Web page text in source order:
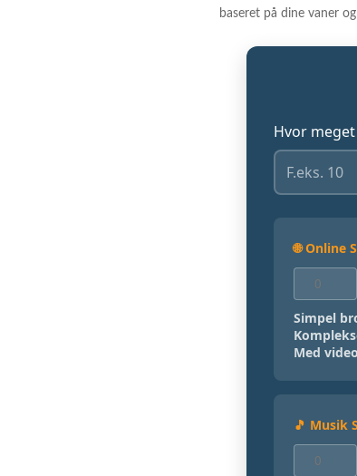
baseret på dine vaner
Hvor
🌐 Online
Simpel
Med
🎵 Musik